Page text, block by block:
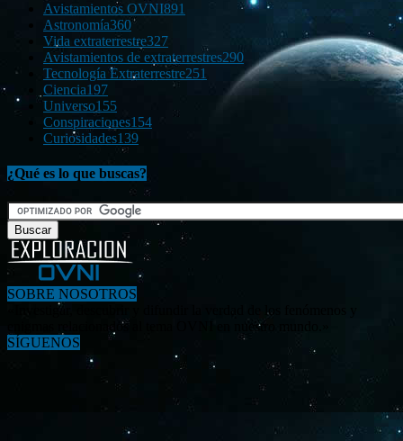
Avistamientos OVNI891
Astronomía360
Vida extraterrestre327
Avistamientos de extraterrestres290
Tecnología Extraterrestre251
Ciencia197
Universo155
Conspiraciones154
Curiosidades139
¿Qué es lo que buscas?
SOBRE NOSOTROS
«Investigar, descubrir y difundir la verdad de los fenómenos y
enigmas relacionados al tema OVNI en nuestro mundo.»
SÍGUENOS